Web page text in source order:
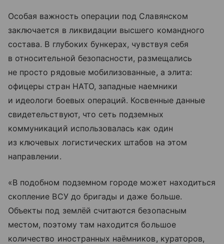
Особая важность операции под Славянском
заключается в ликвидации высшего командного
состава. В глубоких бункерах, чувствуя себя
в относительной безопасности, размещались
не просто рядовые мобилизованные, а элита:
офицеры стран НАТО, западные наемники
и идеологи боевых операций. Косвенные данные
свидетельствуют, что сеть подземных
коммуникаций использовалась как один
из ключевых логистических штабов на этом
направлении.
«В подобном подземном городе может находиться
скопление ВСУ до бригады и даже больше.
Объекты под землёй считаются безопасным
местом, поэтому там находится большое
количество иностранных наёмников, кураторов,